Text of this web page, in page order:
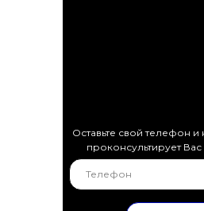
Оставьте свой телефон
проконсультирует